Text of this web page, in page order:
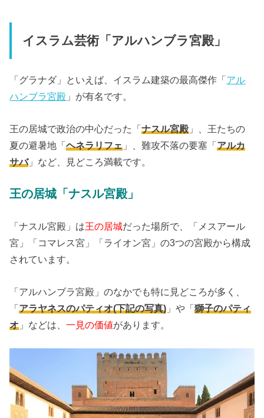
イスラム芸術「アルハンブラ宮殿」
「グラナダ」といえば、イスラム建築の最高傑作「 アル
ハンブラ宮殿 」が有名です。
王の居城で政治の中心だった「ナスル宮殿」、王たちの
夏の避暑地「ヘネラリフェ 」、難攻不落の要塞「アルカ
サバ」など、見どころ満載です。
王の居城「ナスル宮殿」
「ナスル宮殿」は王の居城だった場所で、「メスアール
宮」「コマレス宮」「ライオン宮」の3つの宮殿から構成
されています。
「アルハンブラ宮殿」のなかでも特に見どころが多く、
「アラヤネスのパティオ(下記の写真) 」や「獅子のパティ
オ 」などは、一見の価値があります。